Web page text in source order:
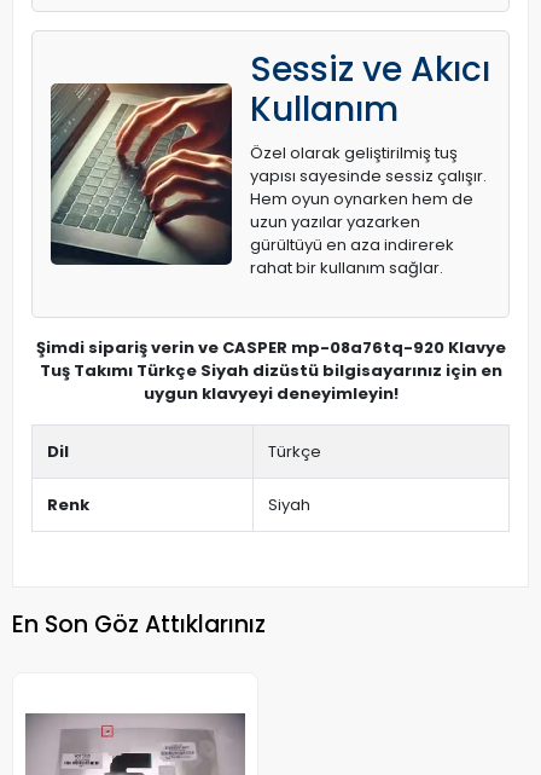
Sessiz ve Akıcı
Kullanım
Özel olarak geliştirilmiş tuş
yapısı sayesinde sessiz çalışır.
Hem oyun oynarken hem de
uzun yazılar yazarken
gürültüyü en aza indirerek
rahat bir kullanım sağlar.
Şimdi sipariş verin ve CASPER mp-08a76tq-920 Klavye
Tuş Takımı Türkçe Siyah dizüstü bilgisayarınız için en
uygun klavyeyi deneyimleyin!
Dil Türkçe
Renk Siyah
En Son Göz Attıklarınız